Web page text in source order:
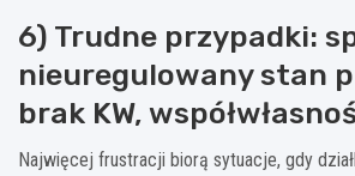
6) Trudne przypadki:
nieuregulowany stan
brak KW,
Najwięcej frustracji biorą sytuacje, gdy